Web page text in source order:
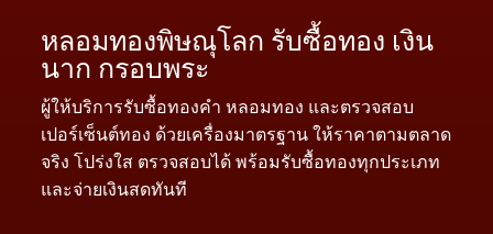
หลอมทองพิษณุโลก รับซื้อทอง เงิน
นาก กรอบพระ
ผู้ให้บริการรับซื้อทองคำ หลอมทอง และตรวจสอบ
เปอร์เซ็นต์ทอง ด้วยเครื่องมาตรฐาน ให้ราคาตามตลาด
จริง โปร่งใส ตรวจสอบได้ พร้อมรับซื้อทองทุกประเภท
และจ่ายเงินสดทันที